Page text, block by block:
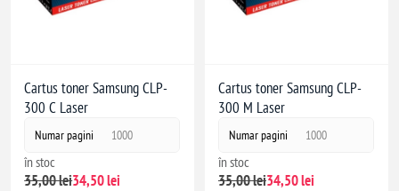
Cartus toner Samsung CLP-
300 C Laser
Numar pagini 1000
în stoc
35,00 lei34,50 lei
Cartus toner Samsung CLP-
300 M Laser
Numar pagini 1000
în stoc
35,00 lei34,50 lei